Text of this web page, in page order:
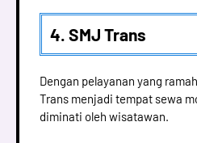
4. SMJ Trans
Dengan pelayanan yang
Trans menjadi tempat sewa
diminati oleh wisatawan.